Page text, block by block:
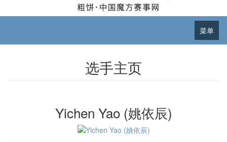
菜单
选手主页
Yichen Yao (姚依辰)